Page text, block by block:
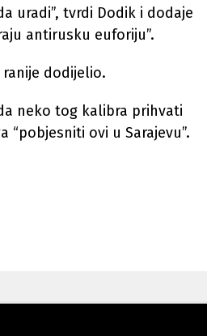
uradi”, tvrdi Dodik i dodaje
antirusku euforiju”.
dodijelio.
neko tog kalibra prihvati
“pobjesniti ovi u Sarajevu”.